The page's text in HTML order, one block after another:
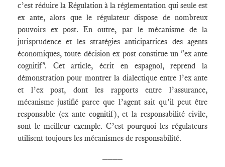
c’est réduire la Régulation à la réglementation qui seule est
ex ante, alors que le régulateur dispose de nombreux
pouvoirs ex post. En outre, par le mécanisme de la
jurisprudence et les stratégies anticipatrices des agents
économiques, toute décision ex post constitue un "ex ante
cognitif". Cet article, écrit en espagnol, reprend la
démonstration pour montrer la dialectique entre l’ex ante
et l’ex post, dont les rapports entre l’assurance,
mécanisme justifié parce que l’agent sait qu’il peut être
responsable (ex ante cognitif), et la responsabilité civile,
sont le meilleur exemple. C’est pourquoi les régulateurs
utilisent toujours les mécanismes de responsabilité.